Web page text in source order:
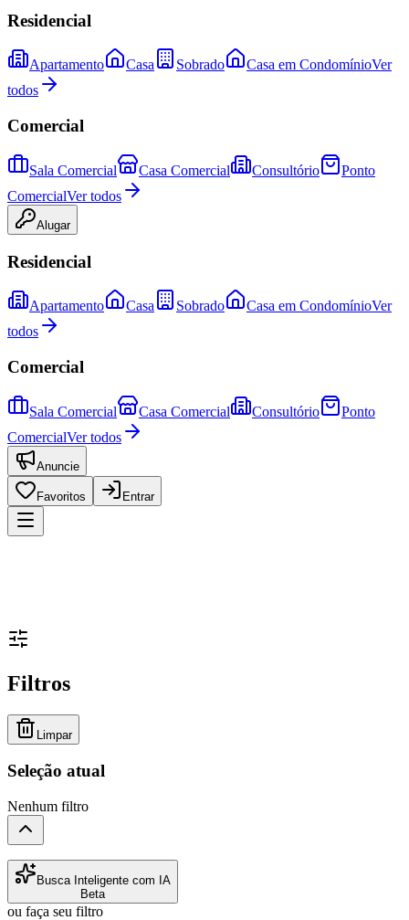
Residencial
Apartamento Casa Sobrado Casa em CondomínioVer
todos
Comercial
Sala Comercial Casa Comercial Consultório
Ponto
ComercialVer todos
Alugar
Residencial
Apartamento Casa Sobrado Casa em CondomínioVer
todos
Comercial
Sala Comercial Casa Comercial Consultório
Ponto
ComercialVer todos
Anuncie
Favoritos Entrar
Filtros
Limpar
Seleção atual
Nenhum filtro
Busca Inteligente com IA
Beta
ou faça seu filtro